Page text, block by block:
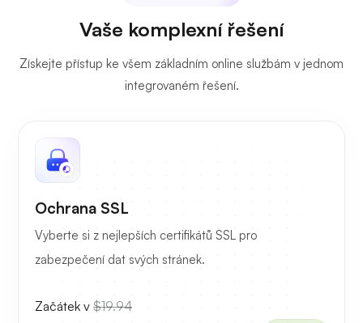
Vaše komplexní řešení
Získejte přístup ke všem základním online službám v jednom
integrovaném řešení.
Ochrana SSL
Vyberte si z nejlepších certifikátů SSL pro
zabezpečení dat svých stránek.
Začátek v $19.94